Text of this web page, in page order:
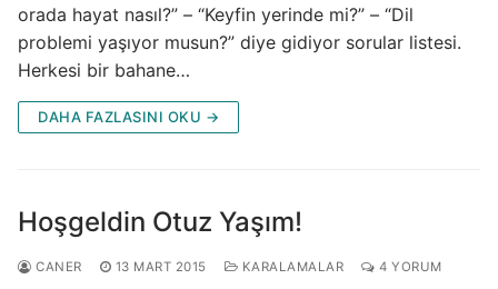
orada hayat nasıl?” – “Keyfin yerinde mi?” – “Dil
problemi yaşıyor musun?” diye gidiyor sorular listesi.
Herkesi bir bahane…
DAHA FAZLASINI OKU →
Hoşgeldin Otuz Yaşım!
CANER 13 MART 2015 KARALAMALAR 4 YORUM